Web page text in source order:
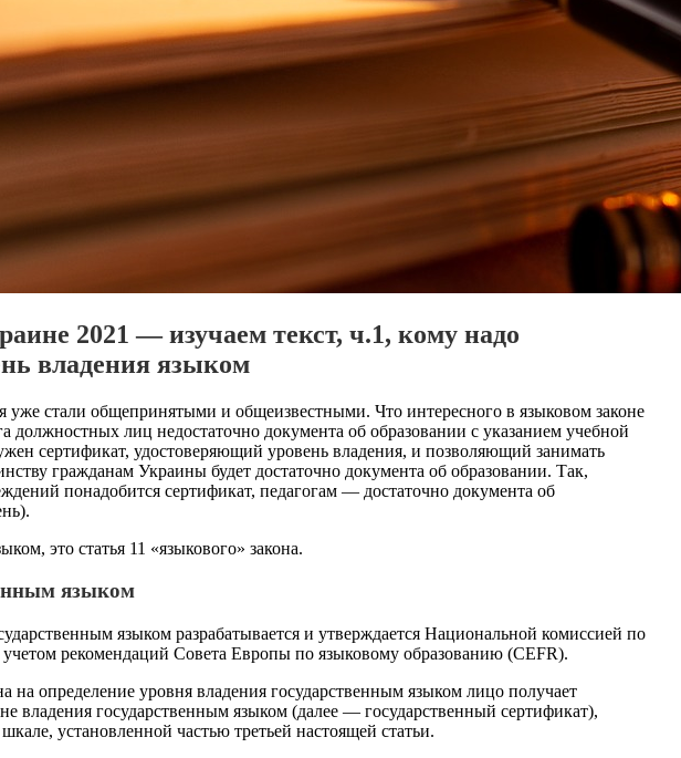
2021 — изучаем текст, ч.1, кому надо
владения языком
уже стали общепринятыми и общеизвестными. Что интересного в языковом законе
должностных лиц недостаточно документа об образовании с указанием учебной
сертификат, удостоверяющий уровень владения, и позволяющий занимать
гражданам Украины будет достаточно документа об образовании. Так,
понадобится сертификат, педагогам — достаточно документа об
это статья 11 «языкового» закона.
языком
языком разрабатывается и утверждается Национальной комиссией по
учетом рекомендаций Совета Европы по языковому образованию (CEFR).
на определение уровня владения государственным языком лицо получает
владения государственным языком (далее — государственный сертификат),
установленной частью третьей настоящей статьи.